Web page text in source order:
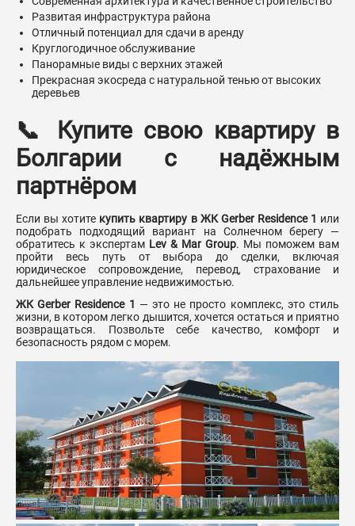
Развитая инфраструктура района
Отличный потенциал для сдачи в аренду
Круглогодичное обслуживание
Панорамные виды с верхних этажей
Прекрасная экосреда с натуральной тенью от высоких
деревьев
📞 Купите свою квартиру в
Болгарии с надёжным
партнёром
Если вы хотите купить квартиру в ЖК Gerber Residence 1 или
подобрать подходящий вариант на Солнечном берегу —
обратитесь к экспертам Lev & Mar Group. Мы поможем вам
пройти весь путь от выбора до сделки, включая
юридическое сопровождение, перевод, страхование и
дальнейшее управление недвижимостью.
ЖК Gerber Residence 1 — это не просто комплекс, это стиль
жизни, в котором легко дышится, хочется остаться и приятно
возвращаться. Позвольте себе качество, комфорт и
безопасность рядом с морем.